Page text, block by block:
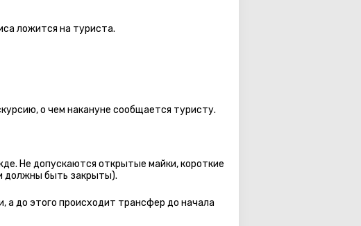
ложится на туриста.
о чем накануне сообщается туристу.
Не допускаются открытые майки, короткие
должны быть закрыты).
а до этого происходит трансфер до начала